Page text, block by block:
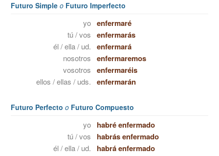
Futuro Simple o Futuro Imperfecto
yo enfermaré
tú / vos enfermarás
él / ella / ud. enfermará
nosotros enfermaremos
vosotros enfermaréis
ellos / ellas / uds. enfermarán
Futuro Perfecto o Futuro Compuesto
yo habré enfermado
tú / vos habrás enfermado
él / ella / ud. habrá enfermado